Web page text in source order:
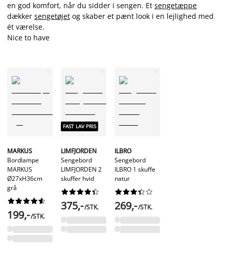
en god komfort, når du sidder i sengen. Et sengetæppe
dækker sengetøjet og skaber et pænt look i en lejlighed med
ét værelse.
Nice to have
MARKUS
Bordlampe
MARKUS
Ø27xH36cm
grå






199,-/STK.
FAST LAV PRIS
LIMFJORDEN
Sengebord
LIMFJORDEN 2
skuffer hvid






375,-/STK.
ILBRO
Sengebord
ILBRO 1 skuffe
natur






269,-/STK.